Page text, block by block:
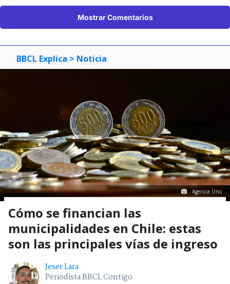
Mostrar Comentarios
BBCL Explica > Noticia
Agencia Uno
Cómo se financian las
municipalidades en Chile: estas
son las principales vías de ingreso
Jeser Lara
Periodista BBCL Contigo